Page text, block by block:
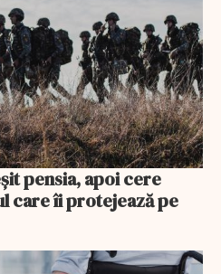
pensia, apoi cere
care îi protejează pe